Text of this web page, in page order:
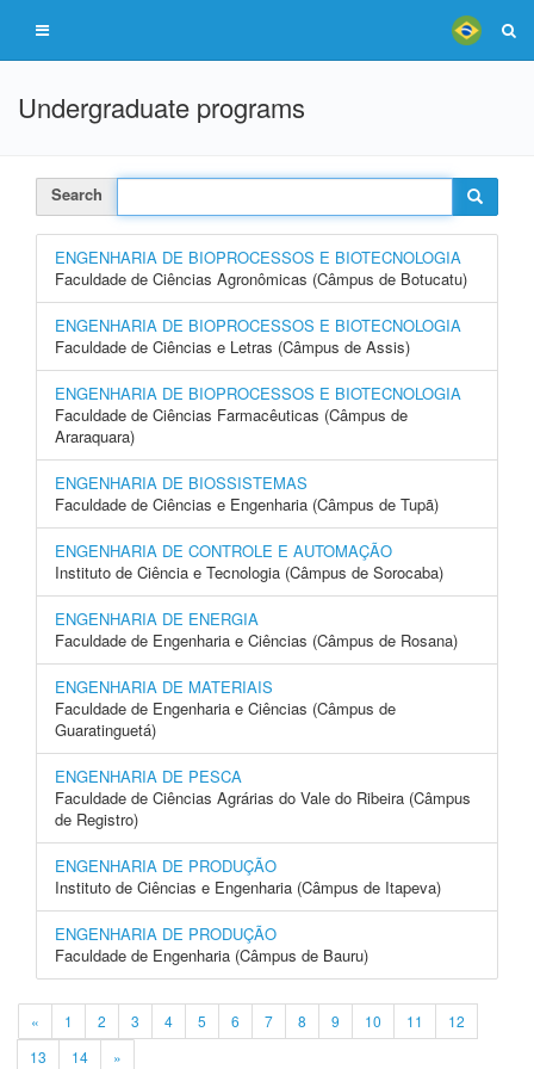
Undergraduate programs
Search
ENGENHARIA DE BIOPROCESSOS E BIOTECNOLOGIA
Faculdade de Ciências Agronômicas (Câmpus de Botucatu)
ENGENHARIA DE BIOPROCESSOS E BIOTECNOLOGIA
Faculdade de Ciências e Letras (Câmpus de Assis)
ENGENHARIA DE BIOPROCESSOS E BIOTECNOLOGIA
Faculdade de Ciências Farmacêuticas (Câmpus de
Araraquara)
ENGENHARIA DE BIOSSISTEMAS
Faculdade de Ciências e Engenharia (Câmpus de Tupã)
ENGENHARIA DE CONTROLE E AUTOMAÇÃO
Instituto de Ciência e Tecnologia (Câmpus de Sorocaba)
ENGENHARIA DE ENERGIA
Faculdade de Engenharia e Ciências (Câmpus de Rosana)
ENGENHARIA DE MATERIAIS
Faculdade de Engenharia e Ciências (Câmpus de
Guaratinguetá)
ENGENHARIA DE PESCA
Faculdade de Ciências Agrárias do Vale do Ribeira (Câmpus
de Registro)
ENGENHARIA DE PRODUÇÃO
Instituto de Ciências e Engenharia (Câmpus de Itapeva)
ENGENHARIA DE PRODUÇÃO
Faculdade de Engenharia (Câmpus de Bauru)
« 1 2 3 4 5 6 7 8 9 10 11
12
13
14 »